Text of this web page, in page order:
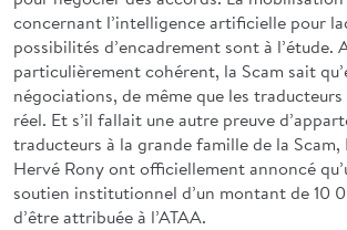
concernant l’intelligence artificielle pour
possibilités d’encadrement sont à l’étude.
particulièrement cohérent, la Scam sait
négociations, de même que les
réel. Et s’il fallait une autre preuve
traducteurs à la grande famille de la Scam,
Hervé Rony ont officiellement annoncé
soutien institutionnel d’un montant de 10
d’être attribuée à l’ATAA.